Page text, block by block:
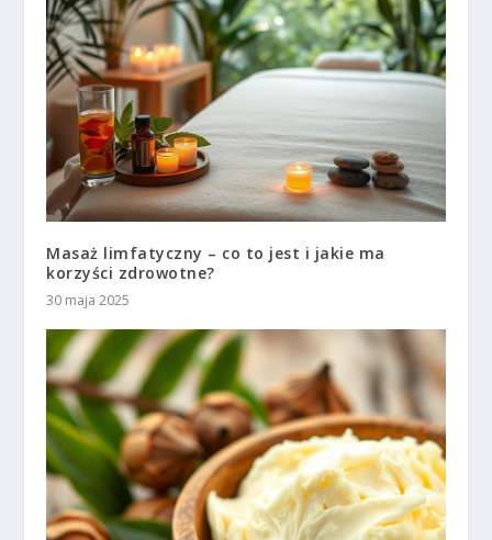
Masaż limfatyczny – co to jest i jakie ma
korzyści zdrowotne?
30 maja 2025